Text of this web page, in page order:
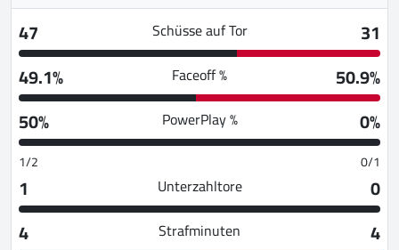
47
Schüsse auf Tor
31
49.1%
Faceoff %
50.9%
50%
PowerPlay % 0%
1/2 0/1
1 Unterzahltore
0
4
Strafminuten
4